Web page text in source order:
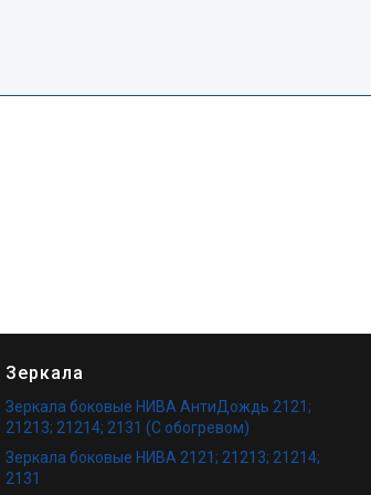
Зеркала
Зеркала боковые НИВА АнтиДождь 2121;
21213; 21214; 2131 (С обогревом)
Зеркала боковые НИВА 2121; 21213; 21214;
2131